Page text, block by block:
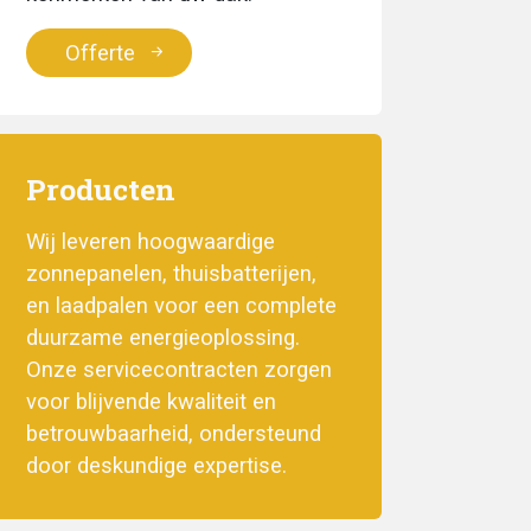
Offerte
Producten
Wij leveren hoogwaardige
zonnepanelen, thuisbatterijen,
en laadpalen voor een complete
duurzame energieoplossing.
Onze servicecontracten zorgen
voor blijvende kwaliteit en
betrouwbaarheid, ondersteund
door deskundige expertise.